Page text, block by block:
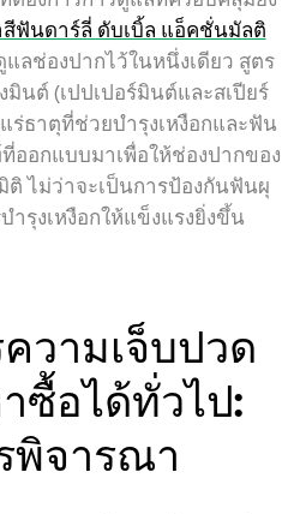
ฟันดาร์ลี่ ดับเบิ้ล แอ็คชั่นมัลติ
ลช่องปากไว้ในหนึ่งเดียว สูตร
นต์ (เปปเปอร์มินต์และสเปียร์
ธาตุที่ช่วยบำรุงเหงือกและฟัน
อกแบบมาเพื่อให้ช่องปากของ
ไม่ว่าจะเป็นการป้องกันฟันผุ
ำรุงเหงือกให้แข็งแรงยิ่งขึ้น
วามเจ็บปวด
ซื้อได้ทั่วไป:
พิจารณา